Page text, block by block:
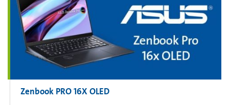
Zenbook PRO 16X OLED